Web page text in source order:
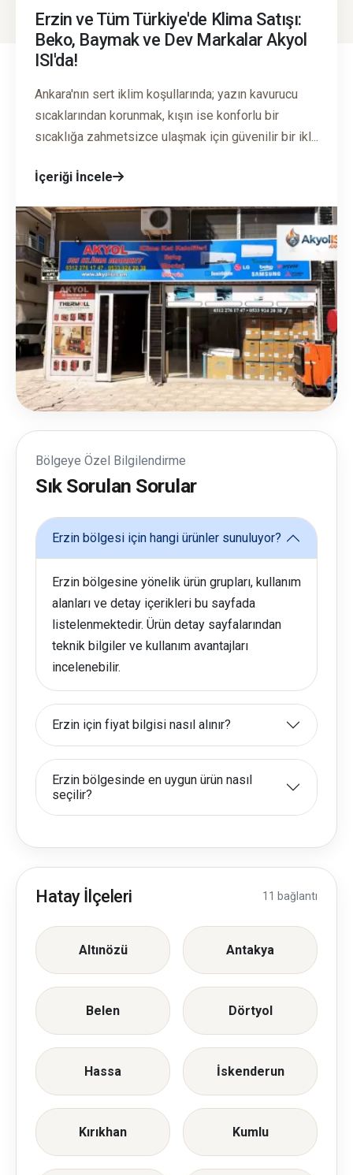
Erzin ve Tüm Türkiye'de Klima Satışı:
Beko, Baymak ve Dev Markalar Akyol
ISI'da!
Ankara'nın sert iklim koşullarında; yazın kavurucu
sıcaklarından korunmak, kışın ise konforlu bir
sıcaklığa zahmetsizce ulaşmak için güvenilir bir ikl...
İçeriği İncele
Bölgeye Özel Bilgilendirme
Sık Sorulan Sorular
Erzin bölgesi için hangi ürünler sunuluyor?
Erzin bölgesine yönelik ürün grupları, kullanım
alanları ve detay içerikleri bu sayfada
listelenmektedir. Ürün detay sayfalarından
teknik bilgiler ve kullanım avantajları
incelenebilir.
Erzin için fiyat bilgisi nasıl alınır?
Erzin bölgesinde en uygun ürün nasıl
seçilir?
Hatay İlçeleri 11 bağlantı
Altınözü Antakya
Belen Dörtyol
Hassa İskenderun
Kırıkhan Kumlu